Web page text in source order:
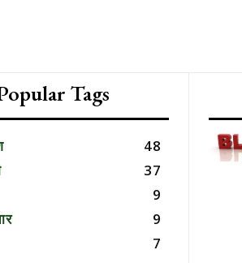
Tags
48
37
9
9
7